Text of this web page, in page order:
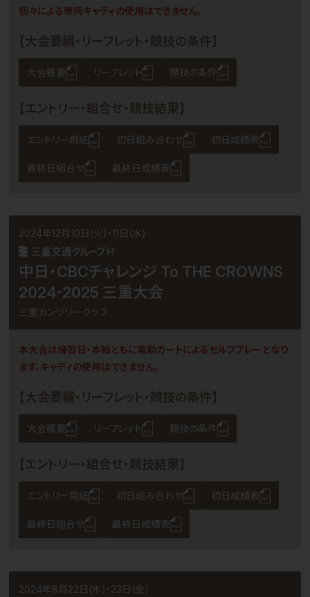
個々による帯同キャディの使用はできません。
【大会要綱・リーフレット・競技の条件】
大会概要 リーフレット 競技の条件
【エントリー・組合せ・競技結果】
エントリー用紙 初日組み合わせ 初日成績表
最終日組合せ 最終日成績表
2024年12月10日(火)・11日(水)
杯
中日・CBCチャレンジ To THE CROWNS
2024-2025 三重大会
三重カンツリークラブ
本大会は練習日・本戦ともに電動カートによるセルフプレーとなり
ます。キャディの使用はできません。
【大会要綱・リーフレット・競技の条件】
大会概要 リーフレット 競技の条件
【エントリー・組合せ・競技結果】
エントリー用紙 初日組み合わせ 初日成績表
最終日組合せ 最終日成績表
2024年8月22日(木)・23日(金)